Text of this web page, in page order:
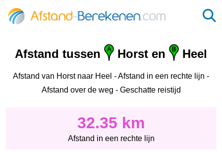
Afstand tussen Horst en Heel
Afstand van Horst naar Heel - Afstand in een rechte lijn -
Afstand over de weg - Geschatte reistijd
32.35 km
Afstand in een rechte lijn